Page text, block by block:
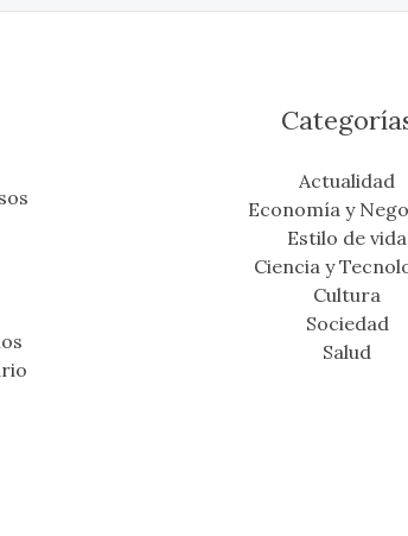
Actualidad
Economía y
Estilo de vida
Ciencia y
Cultura
Sociedad
Salud